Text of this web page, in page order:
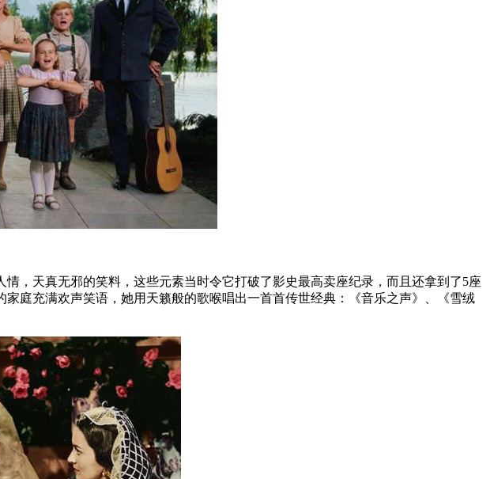
天真无邪的笑料，这些元素当时令它打破了影史最高卖座纪录，而且还拿到了5座
庭充满欢声笑语，她用天籁般的歌喉唱出一首首传世经典：《音乐之声》、《雪绒